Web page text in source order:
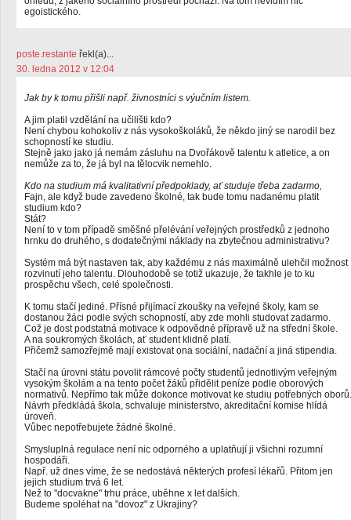
egoistického.
poste.restante řekl(a)...
30. ledna 2012 v 12:04
Jak by k tomu přišli např. živnostníci s výučním listem.
A jim platil vzdělání na učilišti kdo?
Není chybou kohokoliv z nás vysokoškoláků, že někdo jiný se narodil bez
schopností ke studiu.
Stejně jako jako já nemám zásluhu na Dvořákově talentu k atletice, a on
nemůže za to, že já byl na tělocvik nemehlo.
Kdo na studium má kvalitativní předpoklady, ať studuje třeba zadarmo,
Fajn, ale když bude zavedeno školné, tak bude tomu nadanému platit
studium kdo?
Stát?
Není to v tom případě směšné přelévání veřejných prostředků z jednoho
hrnku do druhého, s dodatečnými náklady na zbytečnou administrativu?
Systém má být nastaven tak, aby každému z nás maximálně ulehčil možnost
rozvinutí jeho talentu. Dlouhodobě se totiž ukazuje, že takhle je to ku
prospěchu všech, celé společnosti.
K tomu stačí jediné. Přísné přijímací zkoušky na veřejné školy, kam se
dostanou žáci podle svých schopností, aby zde mohli studovat zadarmo.
Což je dost podstatná motivace k odpovědné přípravě už na střední škole.
A na soukromých školách, ať student klidně platí.
Přičemž samozřejmě mají existovat ona sociální, nadační a jiná stipendia.
Stačí na úrovni státu povolit rámcové počty studentů jednotlivým veřejným
vysokým školám a na tento počet žáků přidělit peníze podle oborových
normativů. Nepřímo tak může dokonce motivovat ke studiu potřebných oborů.
Návrh předkládá škola, schvaluje ministerstvo, akreditační komise hlídá
úroveň.
Vůbec nepotřebujete žádné školné.
Smysluplná regulace není nic odporného a uplatňují ji všichni rozumní
hospodáři.
Např. už dnes víme, že se nedostává některých profesí lékařů. Přitom jen
jejich studium trvá 6 let.
Než to "docvakne" trhu práce, uběhne x let dalších.
Budeme spoléhat na "dovoz" z Ukrajiny?